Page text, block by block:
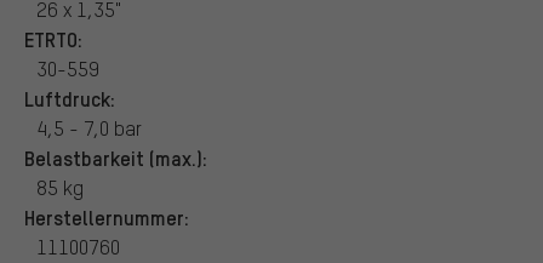
26 x 1,35"
ETRTO:
30-559
Luftdruck:
4,5 - 7,0 bar
Belastbarkeit (max.):
85 kg
Herstellernummer:
11100760